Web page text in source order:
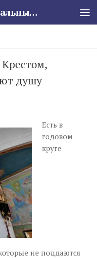
Свято-Троицкий кафедральный собор
Крестом,
душу
Есть в
годовом
круге
не поддаются